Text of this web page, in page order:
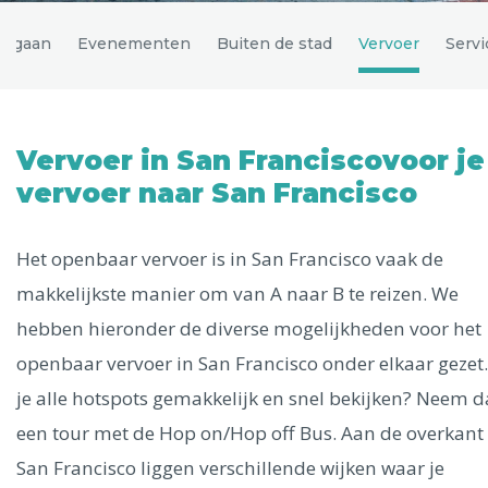
Uitgelichte bestemmingen
Alle steden
Phoenix
Dresden
Evenementen Buiten de stad Vervoer
Vervoer in San Franciscovoor je
vervoer naar San Francisco
Het openbaar vervoer is in San Francisco vaak de
makkelijkste manier om van A naar B te reizen. We
hebben hieronder de diverse mogelijkheden voor het
openbaar vervoer in San Francisco onder elkaar
je alle hotspots gemakkelijk en snel bekijken? Neem
een tour met de Hop on/Hop off Bus. Aan de
San Francisco liggen verschillende wijken waar je